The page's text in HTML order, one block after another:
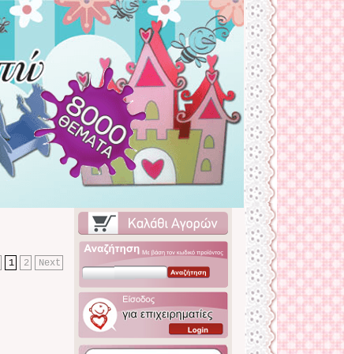
Next
2
1